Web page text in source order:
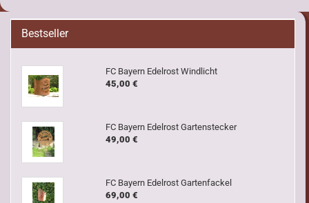
Bestseller
FC Bayern Edelrost Windlicht
45,00 €
FC Bayern Edelrost Gartenstecker
49,00 €
FC Bayern Edelrost Gartenfackel
69,00 €